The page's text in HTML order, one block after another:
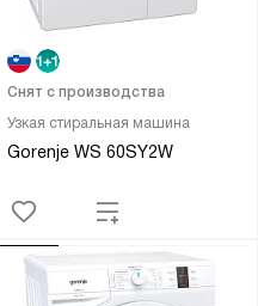
Узкая стиральная машина
Gorenje WS 60SY2W
Снят с производства